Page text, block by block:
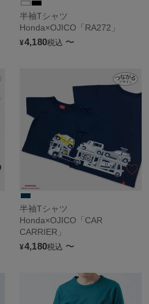
半袖Tシャツ
Honda×OJICO「RA272」
¥4,180税込 〜
半袖Tシャツ
Honda×OJICO「CAR
CARRIER」
¥4,180税込 〜